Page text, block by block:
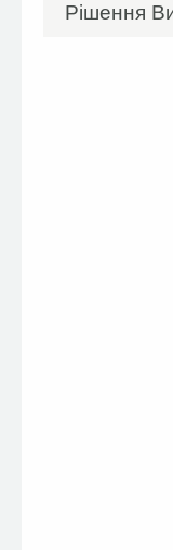
Рішення